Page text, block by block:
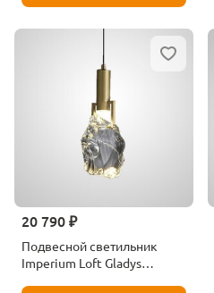
20 790 ₽
Подвесной светильник
Imperium Loft Gladys